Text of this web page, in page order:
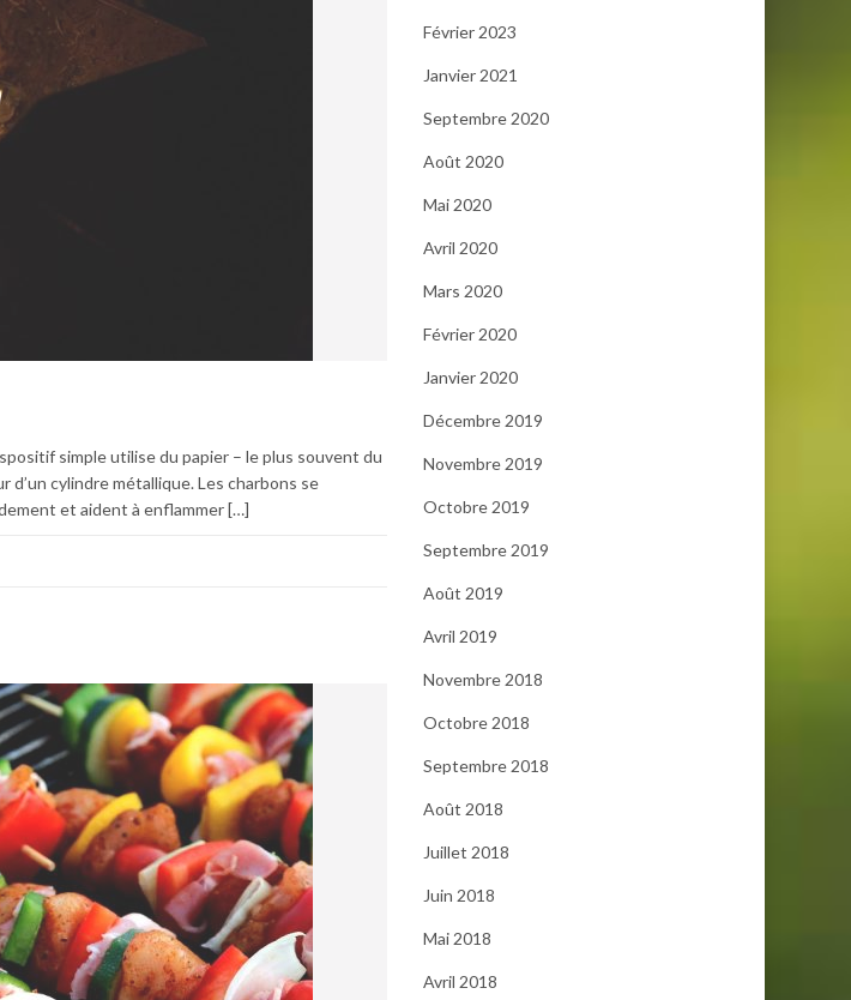
simple utilise du papier – le plus souvent du
d’un cylindre métallique. Les charbons se
et aident à enflammer […]
Février 2023
Janvier 2021
Septembre 2020
Août 2020
Mai 2020
Avril 2020
Mars 2020
Février 2020
Janvier 2020
Décembre 2019
Novembre 2019
Octobre 2019
Septembre 2019
Août 2019
Avril 2019
Novembre 2018
Octobre 2018
Septembre 2018
Août 2018
Juillet 2018
Juin 2018
Mai 2018
Avril 2018